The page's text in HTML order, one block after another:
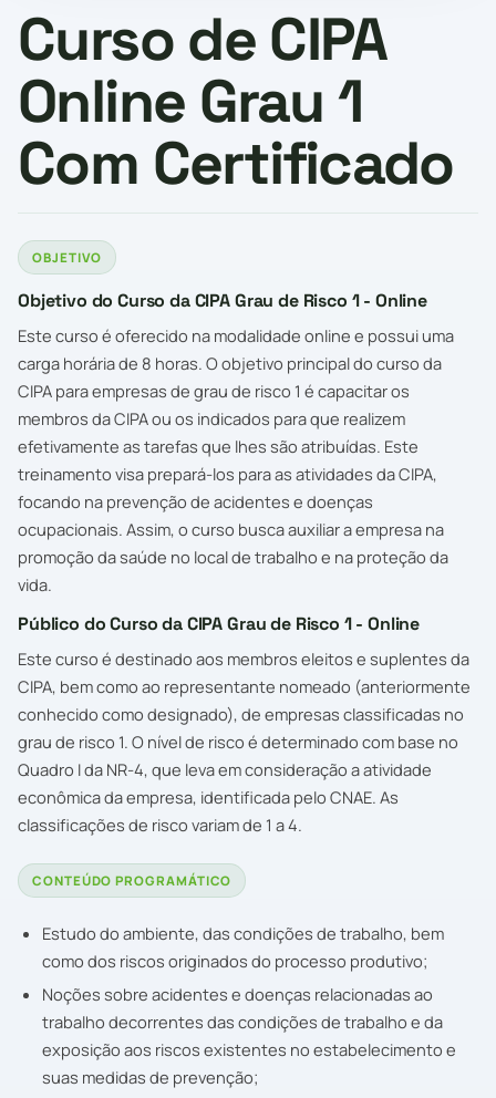
Curso de CIPA
Online Grau 1
Com Certificado
OBJETIVO
Objetivo do Curso da CIPA Grau de Risco 1 - Online
Este curso é oferecido na modalidade online e possui uma
carga horária de 8 horas. O objetivo principal do curso da
CIPA para empresas de grau de risco 1 é capacitar os
membros da CIPA ou os indicados para que realizem
efetivamente as tarefas que lhes são atribuídas. Este
treinamento visa prepará-los para as atividades da CIPA,
focando na prevenção de acidentes e doenças
ocupacionais. Assim, o curso busca auxiliar a empresa na
promoção da saúde no local de trabalho e na proteção da
vida.
Público do Curso da CIPA Grau de Risco 1 - Online
Este curso é destinado aos membros eleitos e suplentes da
CIPA, bem como ao representante nomeado (anteriormente
conhecido como designado), de empresas classificadas no
grau de risco 1. O nível de risco é determinado com base no
Quadro I da NR-4, que leva em consideração a atividade
econômica da empresa, identificada pelo CNAE. As
classificações de risco variam de 1 a 4.
CONTEÚDO PROGRAMÁTICO
Estudo do ambiente, das condições de trabalho, bem
como dos riscos originados do processo produtivo;
Noções sobre acidentes e doenças relacionadas ao
trabalho decorrentes das condições de trabalho e da
exposição aos riscos existentes no estabelecimento e
suas medidas de prevenção;